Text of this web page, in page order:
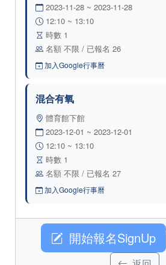
2023-11-28 ~ 2023-11-28
12:10 ~ 13:10
時數 1
名額 不限 / 已報名 26
加入Google行事曆
混合有氧
體育館下館
2023-12-01 ~ 2023-12-01
12:10 ~ 13:10
時數 1
名額 不限 / 已報名 27
加入Google行事曆
開始報名SignUp